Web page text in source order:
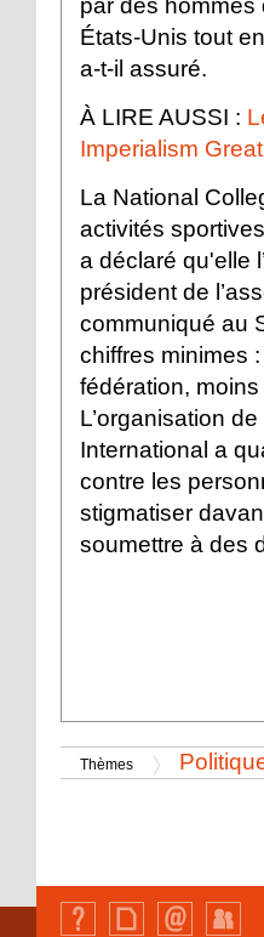
États-Unis tout
a-t-il assuré.
À LIRE AUSSI :
Imperialism
La National
activités
a déclaré qu'elle
président de
communiqué au
chiffres minimes
fédération,
L’organisation
International a
contre les
stigmatiser
soumettre à des
Thèmes